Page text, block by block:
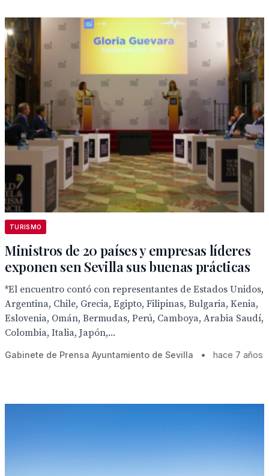
TURISMO
Ministros de 20 países y empresas líderes
exponen sen Sevilla sus buenas prácticas
*El encuentro contó con representantes de Estados Unidos,
Argentina, Chile, Grecia, Egipto, Filipinas, Bulgaria, Kenia,
Eslovenia, Omán, Bermudas, Perú, Camboya, Arabia Saudí,
Colombia, Italia, Japón,...
Gabinete de Prensa Ayuntamiento de Sevilla • hace 7 años